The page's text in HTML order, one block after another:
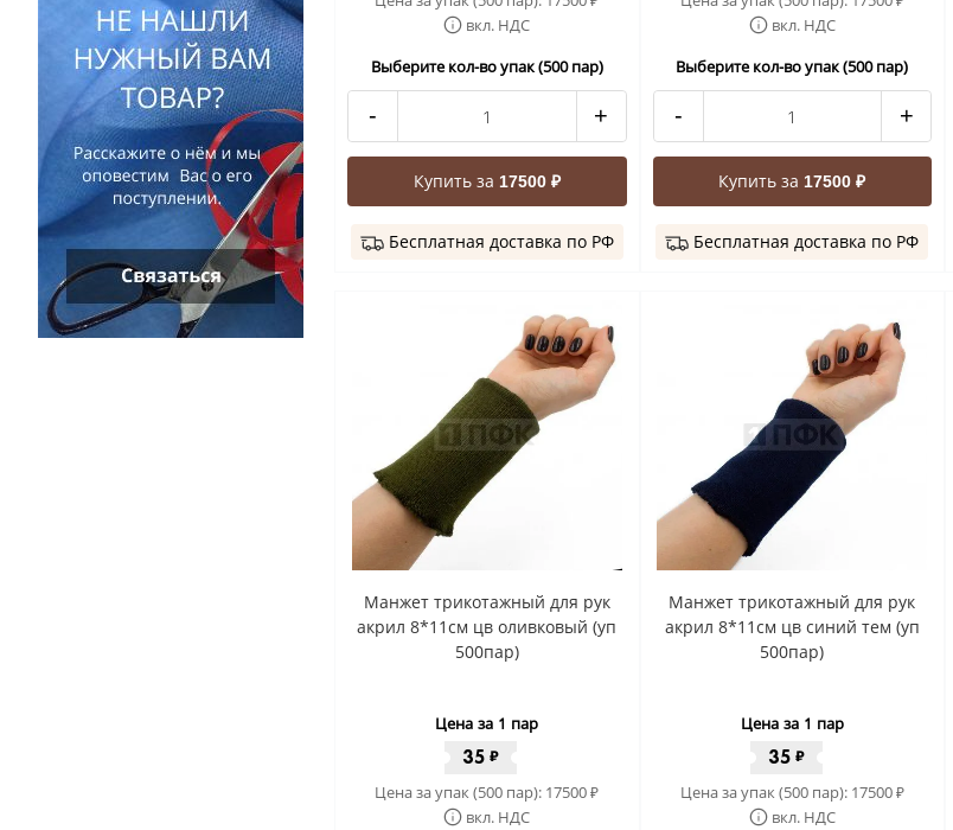
вкл. НДС
Выберите кол-во упак (500 пар)
- +
Купить за 17500 ₽
Бесплатная доставка по РФ
вкл. НДС
Выберите кол-во упак (500 пар)
- +
Купить за17500 ₽
Бесплатная доставка по РФ
Манжет трикотажный для рук
акрил 8*11см цв оливковый (уп
500пар)
Цена за 1 пар
35 ₽
Цена за упак (500 пар): 17500₽
вкл. НДС
Манжет трикотажный для рук
акрил 8*11см цв синий тем (уп
500пар)
Цена за 1 пар
35 ₽
Цена за упак (500 пар): 17500₽
вкл. НДС